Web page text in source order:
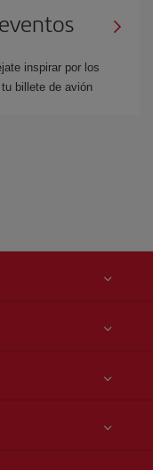
inspirar por los
billete de avión